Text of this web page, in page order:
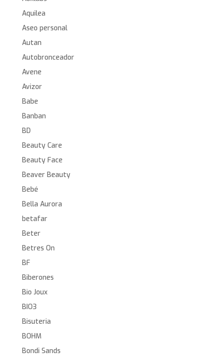
Aquilea
Aseo personal
Autan
Autobronceador
Avene
Avizor
Babe
Banban
BD
Beauty Care
Beauty Face
Beaver Beauty
Bebé
Bella Aurora
betafar
Beter
Betres On
BF
Biberones
Bio Joux
BIO3
Bisuteria
BOHM
Bondi Sands